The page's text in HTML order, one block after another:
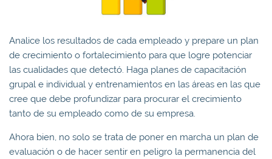
Analice los resultados de cada empleado y prepare un plan
de crecimiento o fortalecimiento para que logre potenciar
las cualidades que detectó. Haga planes de capacitación
grupal e individual y entrenamientos en las áreas en las que
cree que debe profundizar para procurar el crecimiento
tanto de su empleado como de su empresa.
Ahora bien, no solo se trata de poner en marcha un plan de
evaluación o de hacer sentir en peligro la permanencia del